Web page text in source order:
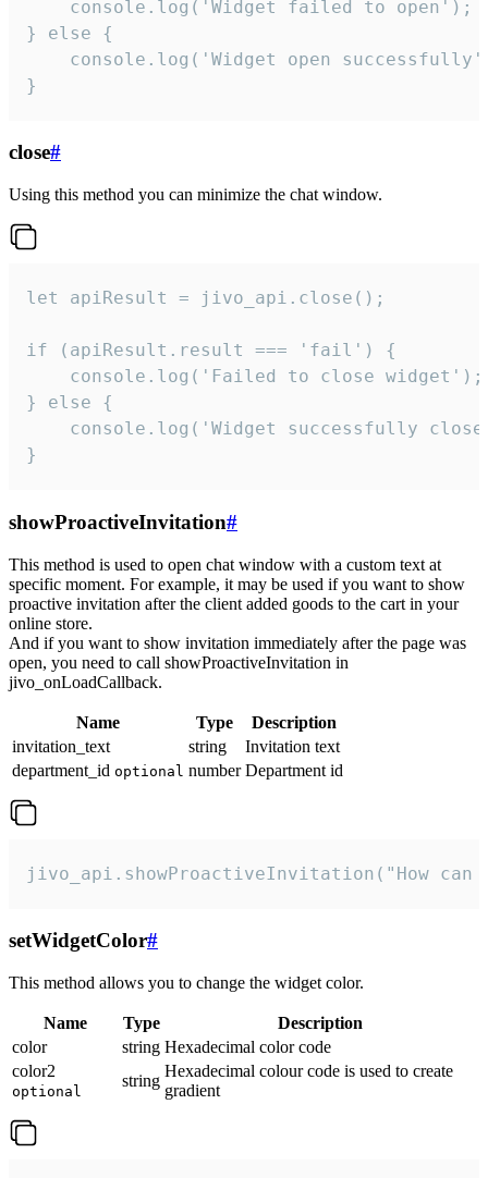
    console.log('Widget failed to open');
} else {
console.log('Widget open
}
close#
Using this method you can minimize the chat window.
let apiResult = jivo_api.close();
if (apiResult.result === 'fail') {
    console.log('Failed to close widget');
} else {
console.log('Widget successfully
}
showProactiveInvitation#
This method is used to open chat window with a custom text at
specific moment. For example, it may be used if you want to show
proactive invitation after the client added goods to the cart in your
online store.
And if you want to show invitation immediately after the page was
open, you need to call showProactiveInvitation in
jivo_onLoadCallback.
Name Type
Description
invitation_text
string
Invitation text
department_id optional number Department id
jivo_api.showProactiveInvitation("How
setWidgetColor#
This method allows you to change the widget color.
Name Type
Description
color
string Hexadecimal color code
color2
optional
string
Hexadecimal colour code is used to create
gradient